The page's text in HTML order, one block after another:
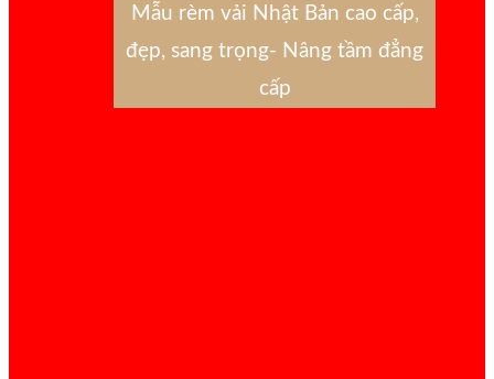
Mẫu rèm vải Nhật Bản cao cấp,
đẹp, sang trọng- Nâng tầm đẳng
cấp